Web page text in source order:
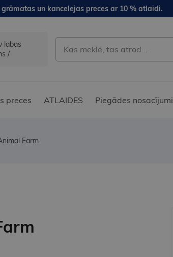
un kancelejas preces ar 10 % atlaidi.
labas
/
preces ATLAIDES Piegādes nosacījumi
Farm